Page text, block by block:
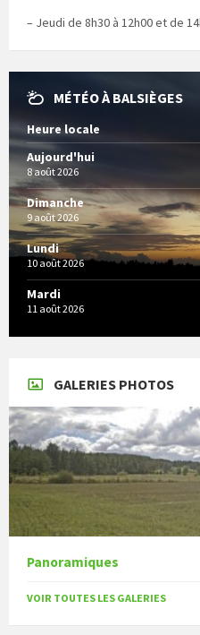
– Jeudi de 8h30 à 12h00 et de
MÉTÉO À BALSIÈGES
Heure locale
Aujourd'hui
8 août 2026
Dimanche
9 août 2026
Lundi
10 août 2026
Mardi
11 août 2026
GALERIES PHOTOS
Panoramiques
VOIR TOUTES LES GALERIES